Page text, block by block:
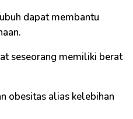
dapat membantu
seseorang memiliki berat
obesitas alias kelebihan